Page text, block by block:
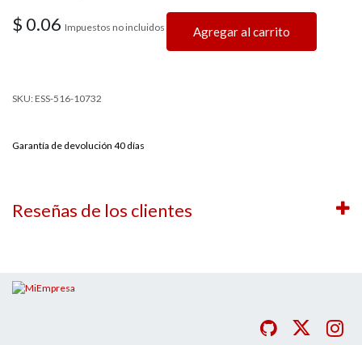
$ 0.06 Impuestos no incluidos Agregar al carrito
SKU: ESS-516-10732
Garantía de devolución 40 días
Reseñas de los clientes